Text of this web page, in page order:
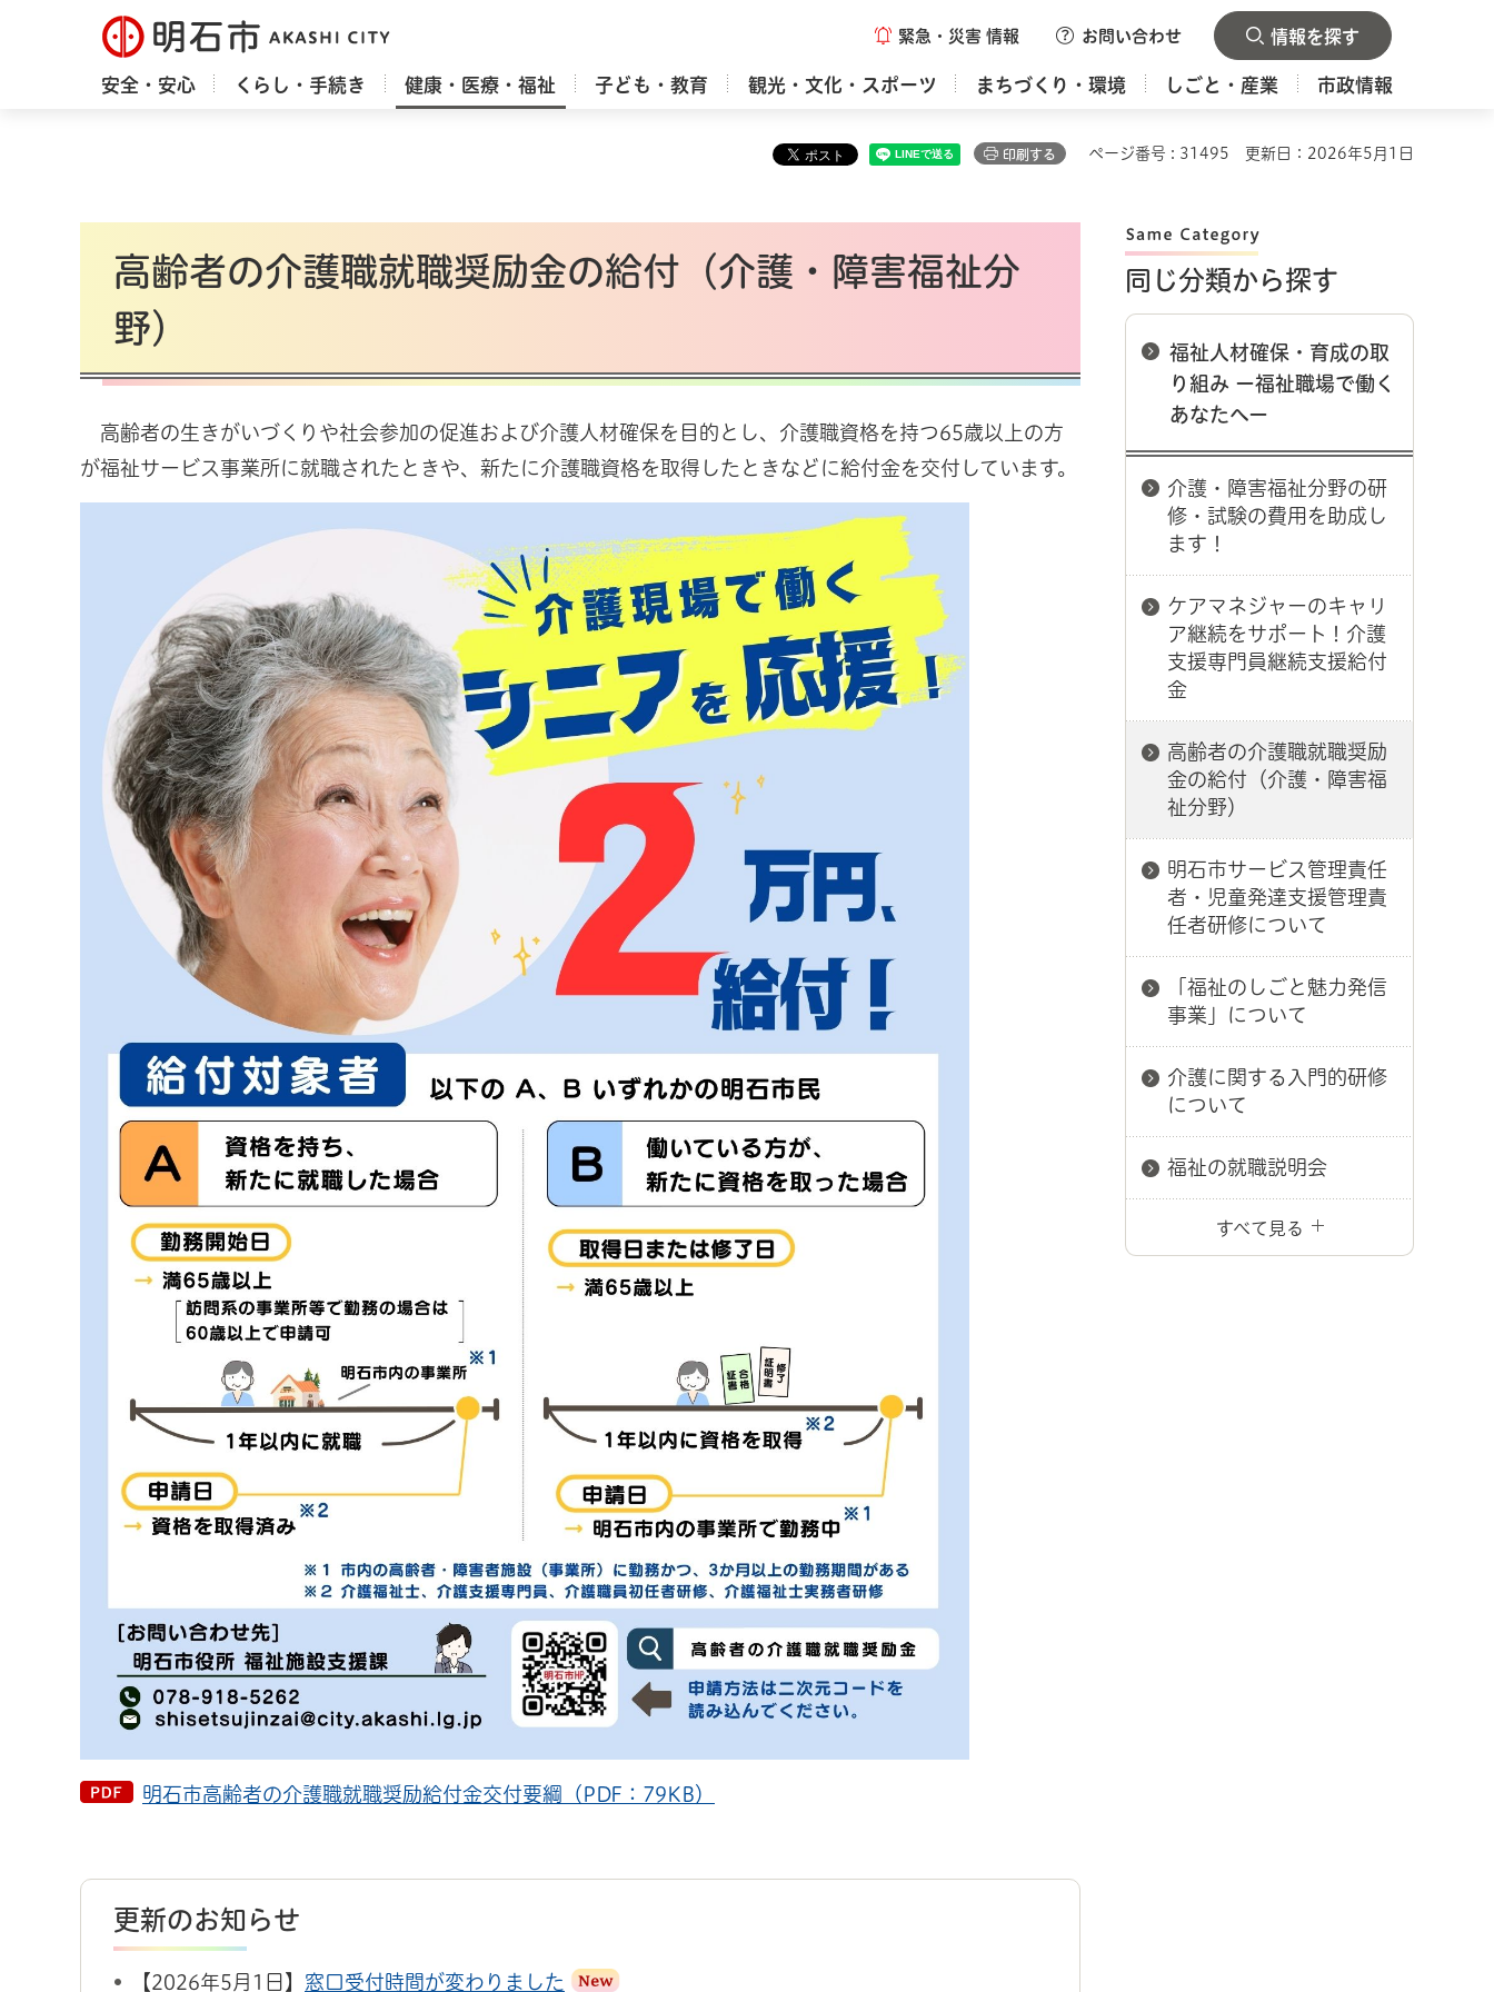
明石市 緊急・災害 情報 お問い合わせ 情報を探す
安全・安心 くらし・手続き 健康・医療・福祉 子ども・教育 観光・文化・スポーツ まちづくり・環境 しごと・産業 市政情報
印刷する ページ番号 : 31495 更新日：2026年5月1日
高齢者の介護職就職奨励金の給付（介護・障害福祉分
野）
高齢者の生きがいづくりや社会参加の促進および介護人材確保を目的とし、介護職資格を持つ65歳以上の方
が福祉サービス事業所に就職されたときや、新たに介護職資格を取得したときなどに給付金を交付しています。
明石市高齢者の介護職就職奨励給付金交付要綱（PDF：79KB）
更新のお知らせ
【2026年5月1日】 窓口受付時間が変わりました
同じ分類から探す
福祉人材確保・育成の取
り組み ー福祉職場で働く
あなたへー
介護・障害福祉分野の研
修・試験の費用を助成し
ます！
ケアマネジャーのキャリ
ア継続をサポート！介護
支援専門員継続支援給付
金
高齢者の介護職就職奨励
金の給付（介護・障害福
祉分野）
明石市サービス管理責任
者・児童発達支援管理責
任者研修について
「福祉のしごと魅力発信
事業」について
介護に関する入門的研修
について
福祉の就職説明会
すべて見る